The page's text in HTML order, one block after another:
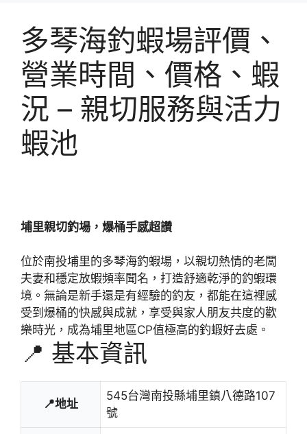
多琴海釣蝦場評價、
營業時間、價格、蝦
況 – 親切服務與活力
蝦池
埔里親切釣場，爆桶手感超讚
位於南投埔里的多琴海釣蝦場，以親切熱情的老闆
夫妻和穩定放蝦頻率聞名，打造舒適乾淨的釣蝦環
境。無論是新手還是有經驗的釣友，都能在這裡感
受到爆桶的快感與成就，享受與家人朋友共度的歡
樂時光，成為埔里地區CP值極高的釣蝦好去處。
📍 基本資訊
📍地址
545台灣南投縣埔里鎮八德路107
號